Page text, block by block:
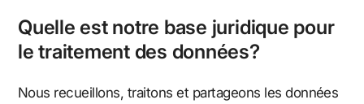
Quelle est notre base juridique pour
le traitement des données?
Nous recueillons, traitons et partageons les données